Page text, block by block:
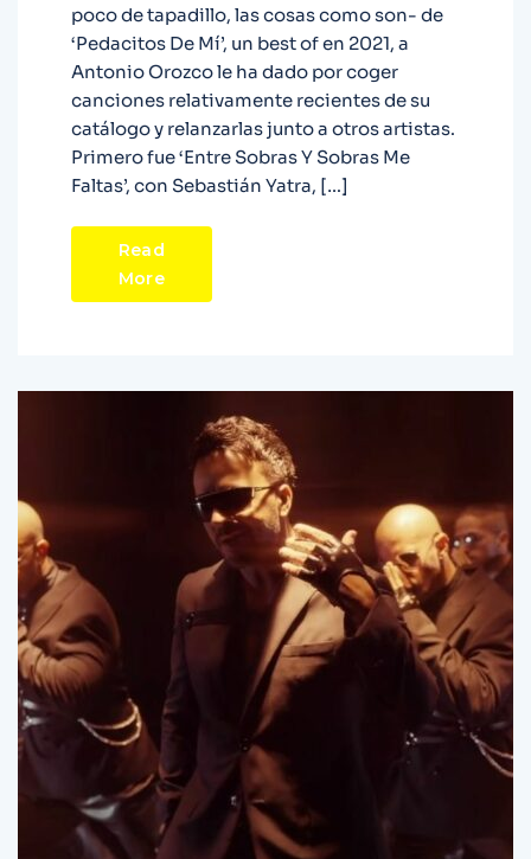
poco de tapadillo, las cosas como son- de
‘Pedacitos De Mí’, un best of en 2021, a
Antonio Orozco le ha dado por coger
canciones relativamente recientes de su
catálogo y relanzarlas junto a otros artistas.
Primero fue ‘Entre Sobras Y Sobras Me
Faltas’, con Sebastián Yatra, […]
Read
More